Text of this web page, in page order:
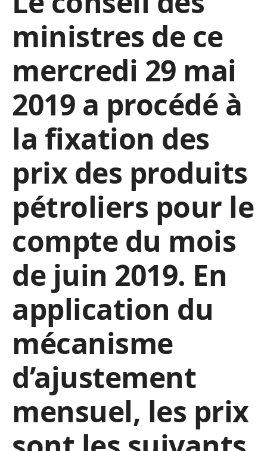
ministres de ce
mercredi 29 mai
2019 a procédé à
la fixation des
prix des produits
pétroliers pour le
compte du mois
de juin 2019. En
application du
mécanisme
d’ajustement
mensuel, les prix